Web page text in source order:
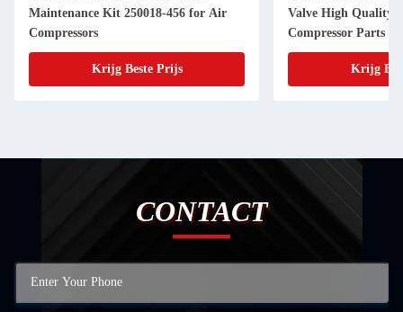
Maintenance Kit 250018-456 for Air
Compressors
Krijg Beste Prijs
Valve High Quality
Compressor Parts
Krijg
CONTACT